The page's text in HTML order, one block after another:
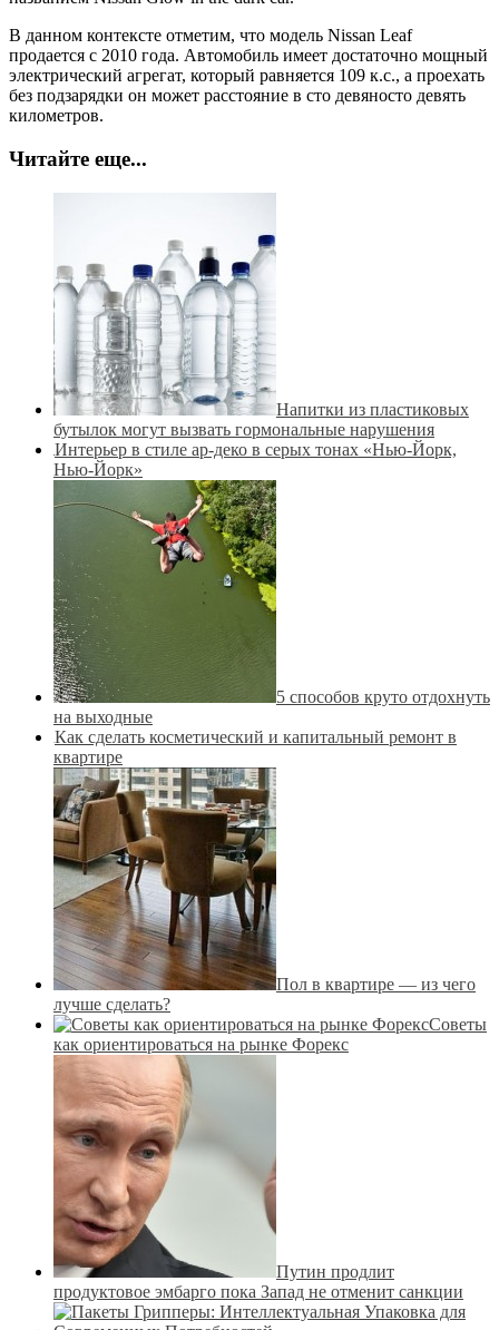
В данном контексте отметим, что модель Nissan Leaf
продается с 2010 года. Автомобиль имеет достаточно мощный
электрический агрегат, который равняется 109 к.с., а проехать
без подзарядки он может расстояние в сто девяносто девять
километров.
Читайте еще...
Напитки из пластиковых
бутылок могут вызвать гормональные нарушения
Интерьер в стиле ар-деко в серых тонах «Нью-Йорк,
Нью-Йорк»
5 способов круто отдохнуть
на выходные
Как сделать косметический и капитальный ремонт в
квартире
Пол в квартире — из чего
лучше сделать?
Советы
как ориентироваться на рынке Форекс
Путин продлит
продуктовое эмбарго пока Запад не отменит санкции